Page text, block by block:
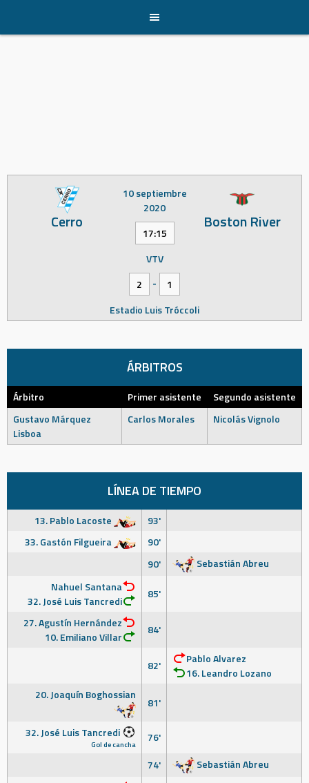
content
Cerro Boston River
10 septiembre
2020
17:15
VTV
2
-
1
Estadio Luis Tróccoli
ÁRBITROS
Árbitro Primer asistente
Segundo asistente
Gustavo Márquez
Lisboa
Carlos Morales Nicolás Vignolo
LÍNEA DE TIEMPO
13. Pablo Lacoste
93'
33. Gastón Filgueira
90'
90'
Sebastián Abreu
Nahuel Santana
32. José Luis Tancredi
85'
27. Agustín Hernández
10. Emiliano Villar
84'
82'
Pablo Alvarez
16. Leandro Lozano
20. Joaquín Boghossian
81'
32. José Luis Tancredi
Gol de cancha
76'
74'
Sebastián Abreu